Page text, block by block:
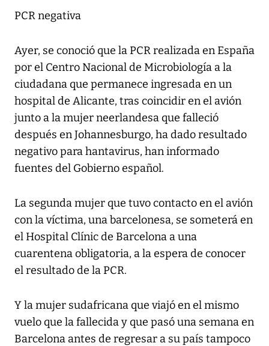
PCR negativa
Ayer, se conoció que la PCR realizada en España
por el Centro Nacional de Microbiología a la
ciudadana que permanece ingresada en un
hospital de Alicante, tras coincidir en el avión
junto a la mujer neerlandesa que falleció
después en Johannesburgo, ha dado resultado
negativo para hantavirus, han informado
fuentes del Gobierno español.
La segunda mujer que tuvo contacto en el avión
con la víctima, una barcelonesa, se someterá en
el Hospital Clínic de Barcelona a una
cuarentena obligatoria, a la espera de conocer
el resultado de la PCR.
Y la mujer sudafricana que viajó en el mismo
vuelo que la fallecida y que pasó una semana en
Barcelona antes de regresar a su país tampoco